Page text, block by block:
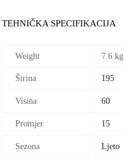
TEHNIČKA SPECIFIKACIJA
Weight 7.6 kg
Širina 195
Visina 60
Promjer 15
Sezona Ljeto